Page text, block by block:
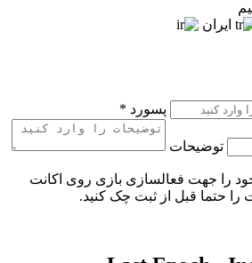
ایران
پسورد *
توضیحات
را جهت فعالسازی بازی روی اکانت
را حتما قبل از ثبت چک کنید.